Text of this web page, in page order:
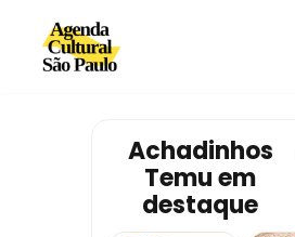
Avançar
Achadinhos
Temu em
destaque